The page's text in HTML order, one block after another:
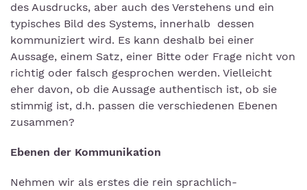
des Ausdrucks, aber auch des Verstehens und ein
typisches Bild des Systems, innerhalb dessen
kommuniziert wird. Es kann deshalb bei einer
Aussage, einem Satz, einer Bitte oder Frage nicht von
richtig oder falsch gesprochen werden. Vielleicht
eher davon, ob die Aussage authentisch ist, ob sie
stimmig ist, d.h. passen die verschiedenen Ebenen
zusammen?
Ebenen der Kommunikation
Nehmen wir als erstes die rein sprachlich-